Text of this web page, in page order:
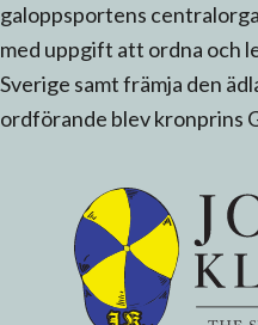
galoppsportens
med uppgift att ordna och
Sverige samt främja den
ordförande blev kronprins